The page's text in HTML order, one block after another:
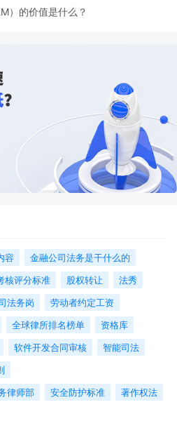
）的价值是什么？
容
金融公司法务是干什么的
核评分标准 股权转让
法秀
法务岗
劳动者约定工资
全球律所排名榜单
资格库
软件开发合同审核
智能司法
律师部
安全防护标准
著作权法